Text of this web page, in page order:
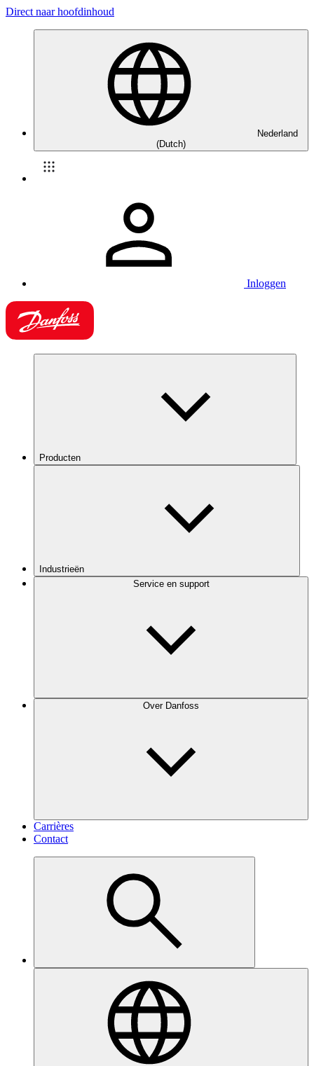
Direct naar hoofdinhoud
Nederland
(Dutch)
Inloggen
Producten
Industrieën
Service en support
Over Danfoss
Carrières
Contact